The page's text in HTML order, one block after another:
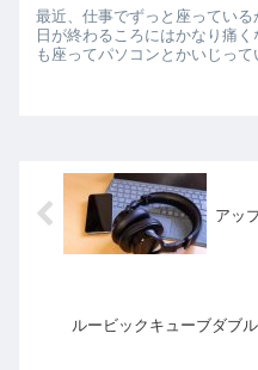
最近、仕事でずっと座ってい
日が終わるころにはかなり痛
も座ってパソコンとかいじっ
アッ
ルービックキューブダブ